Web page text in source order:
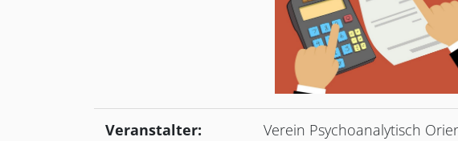
Veranstalter:
Verein Psychoanalytisch